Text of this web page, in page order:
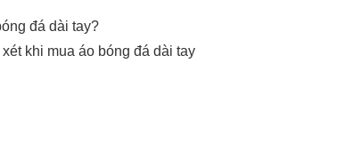
đá dài tay?
khi mua áo bóng đá dài tay